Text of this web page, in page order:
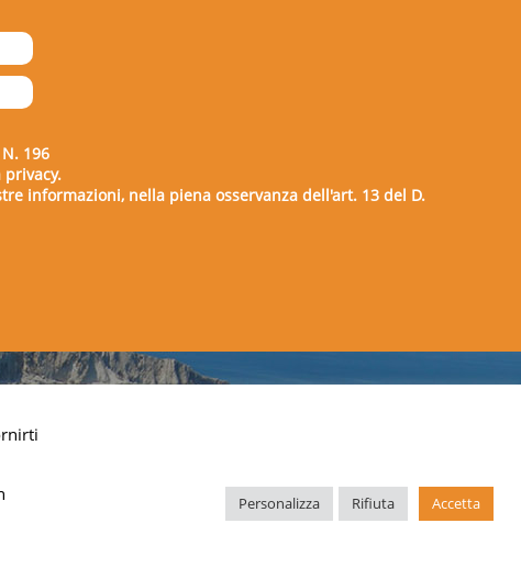
N. 196
informazioni, nella piena osservanza dell'art. 13 del D.
Personalizza Rifiuta Accetta